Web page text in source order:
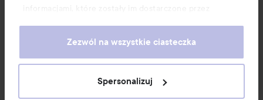
informacjami, które zostały im dostarczone przez
usług. Użytkownik wyraża zgodę na używanie przez nas
plików cookie, poprzez kontynuację korzystania z naszej
strony internetowej. Informacje o tym, jak zmienić
ustawienia dotyczące plików cookie, można znaleźć w
Zezwól na wszystkie ciasteczka
Spersonalizuj
Copyright 2026